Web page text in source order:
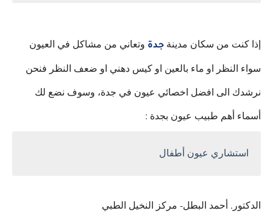
إذا كنت من سكان مدينة جدة وتعاني من مشاكل في العيون
سواء النظر او ماء بالعين او كيس دهني او ضعف النظر فنحن
نرشدك الى افضل اخصائي عيون في جدة، وسوف نضع لك
أسماء أهم طبيب عيون بجدة :
استشاري عيون أطفال
الدكتور. أحمد البطل- مركز النخيل الطبي